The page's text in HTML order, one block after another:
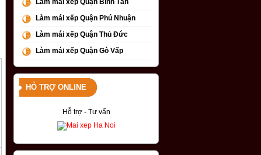
Làm mái xếp Quận Bình Tân
Làm mái xếp Quận Phú Nhuận
Làm mái xếp Quận Thủ Đức
Làm mái xếp Quận Gò Vấp
HỖ TRỢ ONLINE
Hỗ trợ - Tư vấn